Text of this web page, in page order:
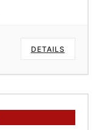
DETAILS